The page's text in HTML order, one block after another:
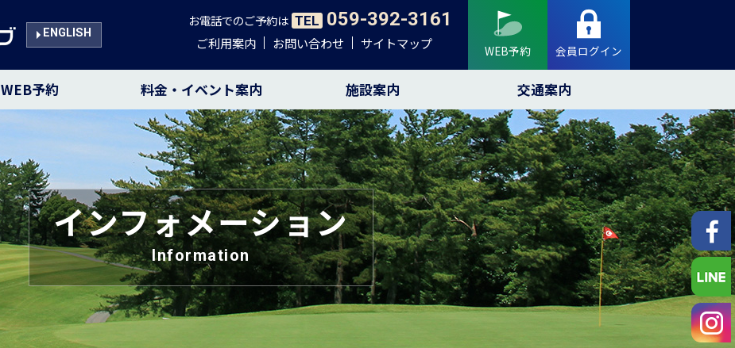
ENGLISH
お電話でのご予約は TEL 059-392-3161
ご利用案内 お問い合わせ サイトマップ WEB予約 会員ログイン
WEB予約 料金・イベント案内 施設案内 交通案内
インフォメーション
Information